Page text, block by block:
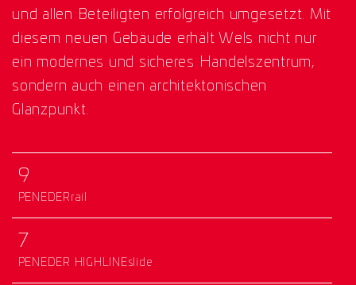
und allen Beteiligten erfolgreich umgesetzt. Mit
diesem neuen Gebäude erhält Wels nicht nur
ein modernes und sicheres Handelszentrum,
sondern auch einen architektonischen
Glanzpunkt.
9
PENEDERrail
7
PENEDER HIGHLINEslide